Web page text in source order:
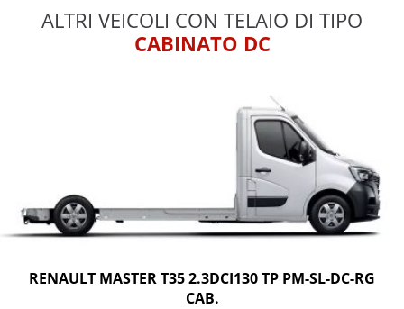
ALTRI VEICOLI CON TELAIO DI TIPO
CABINATO DC
RENAULT MASTER T35 2.3DCI130 TP PM-SL-DC-RG
CAB.